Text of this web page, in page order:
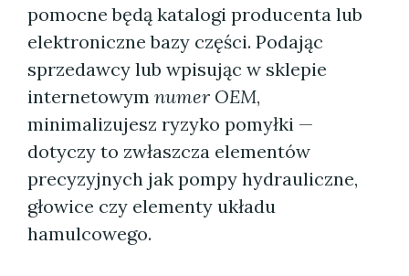
pomocne będą katalogi producenta lub
elektroniczne bazy części. Podając
sprzedawcy lub wpisując w sklepie
internetowym numer OEM,
minimalizujesz ryzyko pomyłki —
dotyczy to zwłaszcza elementów
precyzyjnych jak pompy hydrauliczne,
głowice czy elementy układu
hamulcowego.